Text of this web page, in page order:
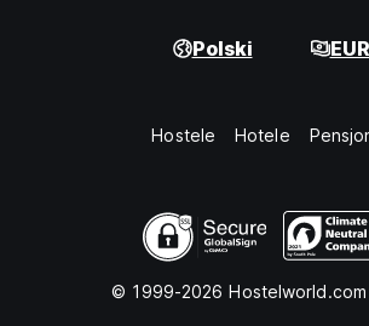
Polski EUR
Hostele Hotele
© 1999-2026 Hostelworld.com